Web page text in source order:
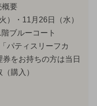
概要
）・11月26日（水）
ブルーコート
パティスリーフカ
をお持ちの方は当日
購入）